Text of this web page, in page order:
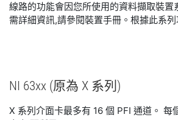
線路的功能會因您所使用的資料擷取裝置
需詳細資訊,請參閱裝置手冊。根據此系列
NI 63xx (原為 X 系列)
X 系列介面卡最多有 16 個 PFI 通道。 每